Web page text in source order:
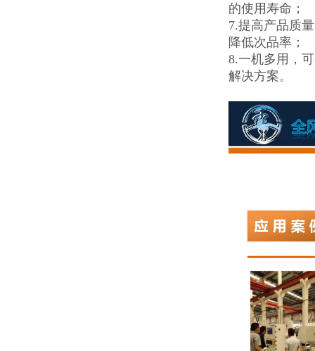
的使用寿命；
7.提高产品质
降低次品率；
8.一机多用，
解决方案。